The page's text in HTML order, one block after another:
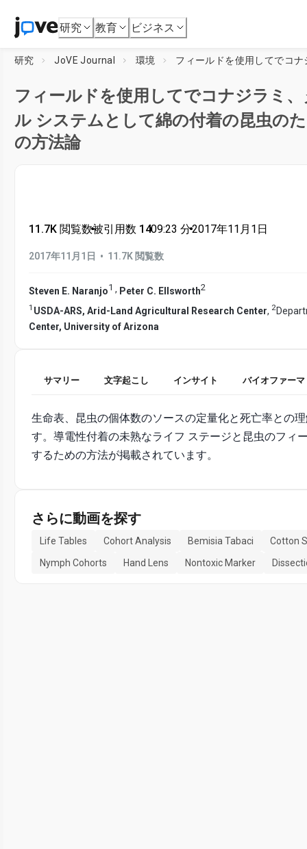
研究 教育 ビジネス
研究 JoVE Journal 環境 フィールドを使用してでコナ
フィールドを使用してでコナジラミ、
ル システムとして綿の付着の昆虫の
の方法論
11.7K 閲覧数•被引用数 14•09:23 分•2017年11月1日
2017年11月1日 • 11.7K 閲覧数
Steven E. Naranjo1 , Peter C. Ellsworth2
1 USDA-ARS, Arid-Land Agricultural Research Center, 2
Center, University of Arizona
サマリー 文字起こし インサイト バイオファー
生命表、昆虫の個体数のソースの定量化と死亡率との
す。導電性付着の未熟なライフ ステージと昆虫のフィ
するための方法が掲載されています。
さらに動画を探す
Life Tables Cohort Analysis Bemisia Tabaci
Cotton
Nymph Cohorts
Hand Lens Nontoxic Marker